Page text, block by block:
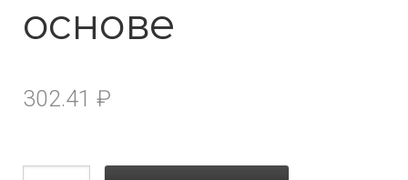
основе
302.41 ₽